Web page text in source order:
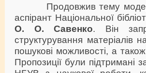
Продовжив тему
аспірант Національної
О. О. Савенко. Він
структурування
пошукові можливості, а
Пропозиції були підтримані